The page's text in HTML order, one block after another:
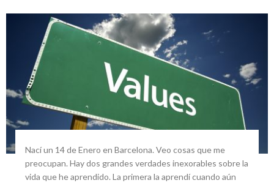
Nací un 14 de Enero en Barcelona. Veo cosas que me
preocupan. Hay dos grandes verdades inexorables sobre la
vida que he aprendido. La primera la aprendí cuando aún